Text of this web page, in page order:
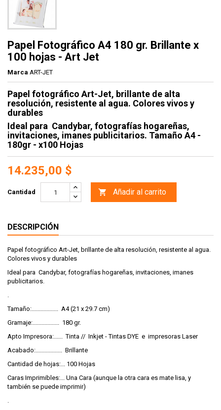
Papel Fotográfico A4 180 gr. Brillante x
100 hojas - Art Jet
Marca ART-JET
Papel fotográfico Art-Jet, brillante de alta
resolución, resistente al agua. Colores vivos y
durables
Ideal para Candybar, fotografías hogareñas,
invitaciones, imanes publicitarios. Tamaño A4 -
180gr - x100 Hojas
14.235,00 $
Cantidad  Añadir al carrito
DESCRIPCIÓN
Papel fotográfico Art-Jet, brillante de alta resolución, resistente al agua.
Colores vivos y durables
Ideal para Candybar, fotografías hogareñas, invitaciones, imanes
publicitarios.
.
Tamaño:.................. A4 (21 x 29.7 cm)
Gramaje:.................. 180 gr.
Apto Impresora:...... Tinta // Inkjet - Tintas DYE e impresoras Laser
Acabado:.................. Brillante
Cantidad de hojas:... 100 Hojas
Caras Imprimibles:... Una Cara (aunque la otra cara es mate lisa, y
también se puede imprimir)
.